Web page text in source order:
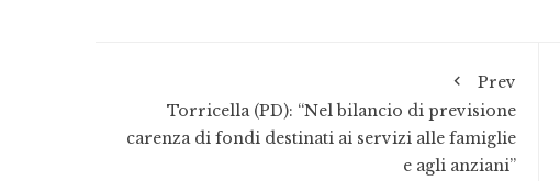
Prev
Torricella (PD): “Nel bilancio di previsione
carenza di fondi destinati ai servizi alle famiglie
e agli anziani”